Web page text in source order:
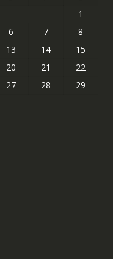
1
6 7
8
13 14
15
20 21
22
27 28
29